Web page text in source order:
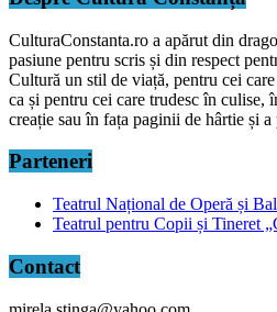
CulturaConstanta.ro a apărut din
pasiune pentru scris și din respect
Cultură un stil de viață, pentru cei
ca și pentru cei care trudesc în culise,
creație sau în fața paginii de hârtie și
Parteneri
Teatrul Național de Operă și
Teatrul pentru Copii și Tineret
Contact